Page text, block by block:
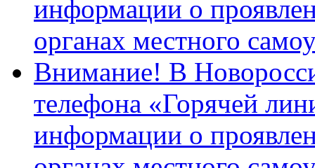
информации о
органах местного
Внимание! В
телефона «Горячей
информации о